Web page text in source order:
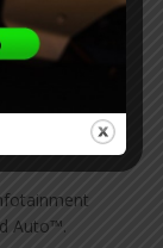
un tocco di
Auto™.